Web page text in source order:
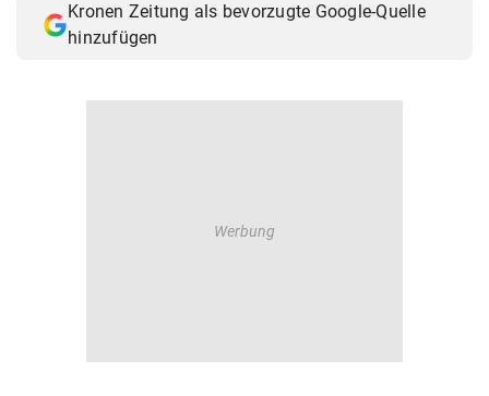
Kronen Zeitung als bevorzugte Google-Quelle
hinzufügen